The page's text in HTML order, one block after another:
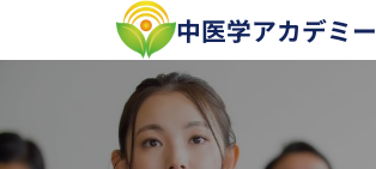
容
ス
中医学アカデミー